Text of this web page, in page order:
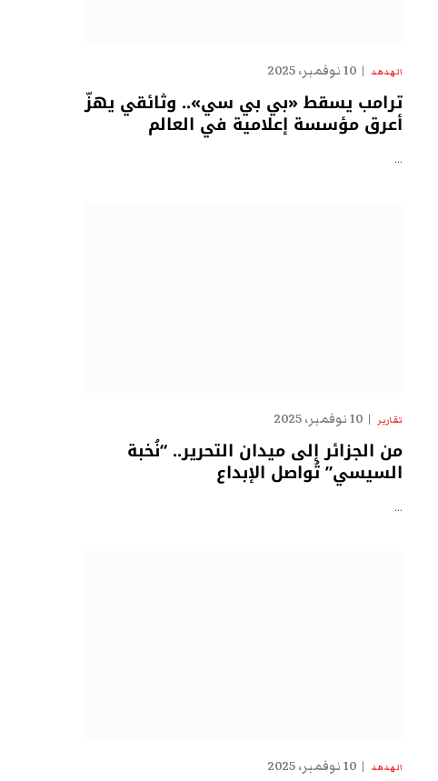
الهدهد 10 نوفمبر، 2025
ترامب يسقط «بي بي سي».. وثائقي يهزّ
أعرق مؤسسة إعلامية في العالم
…
تقارير 10 نوفمبر، 2025
من الجزائر إلى ميدان التحرير.. “نُخبة
السيسي” تُواصل الإبداع
…
الهدهد 10 نوفمبر، 2025